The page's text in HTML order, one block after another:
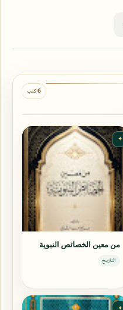
6 كتب
✦
من معين الخصائص النبوية
التاريخ